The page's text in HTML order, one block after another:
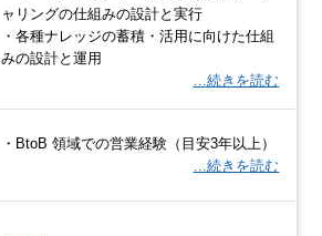
ャリングの仕組みの設計と実行
・各種ナレッジの蓄積・活用に向けた仕組
みの設計と運用
…続きを読む
・BtoB 領域での営業経験（目安3年以上）
…続きを読む